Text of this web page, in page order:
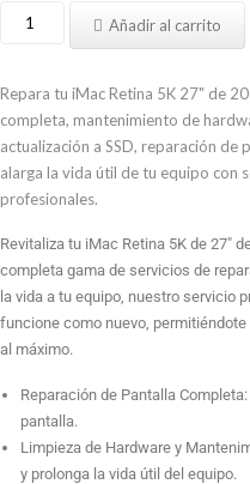
Reparar
5K
27″
mediados
2015
A1419
Añadir al carrito
Repara tu iMac Retina 5K 27" de
completa, mantenimiento de
actualización a SSD, reparación
alarga la vida útil de tu equipo con
profesionales.
Revitaliza tu iMac Retina 5K de 27″
completa gama de servicios de
la vida a tu equipo, nuestro servicio
funcione como nuevo,
al máximo.
Reparación de Pantalla
pantalla.
Limpieza de Hardware y
y prolonga la vida útil del equipo.